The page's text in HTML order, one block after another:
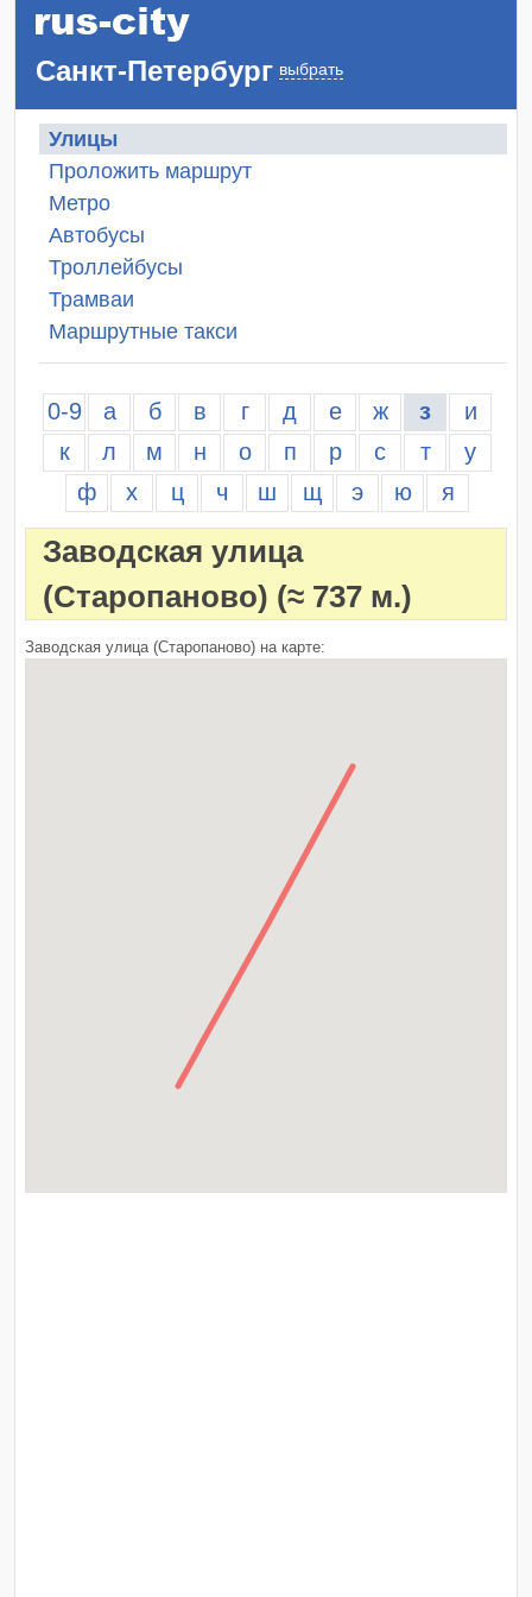
Санкт-Петербург выбрать
Улицы
Проложить маршрут
Метро
Автобусы
Троллейбусы
Трамваи
Маршрутные такси
0-9 а б в г д е ж з
и
к
л м н о п р с т
у
ф
х ц ч ш щ э ю я
Заводская улица
(Старопаново) (≈ 737 м.)
Заводская улица (Старопаново) на карте: